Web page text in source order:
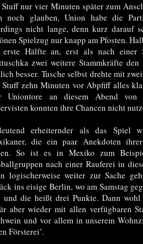
nur vier Minuten später zum
noch glauben, Union habe die
nicht lange, denn kurz darauf
Spielzug nur knapp am Pfosten.
Hälfte an, erst als nach einer
zwei weitere Stammkräfte
besser. Tusche selbst drehte mit
Stuff zehn Minuten vor Abpfiff alles
Uniontore an diesem Abend von
konnten ihre Chancen nicht
erheiternder als das Spiel
die ein paar Anekdoten
So ist es in Mexiko zum
nach einer Rauferei in
logischerweise weiter zur Sache
ins eisige Berlin, wo am Samstag
und die heißt drei Punkte. Dann
aber wieder mit allen verfügbaren
und vor allem in unserem
Försterei’.